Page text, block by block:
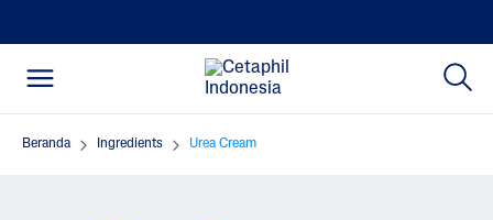
Beranda Ingredients Urea Cream